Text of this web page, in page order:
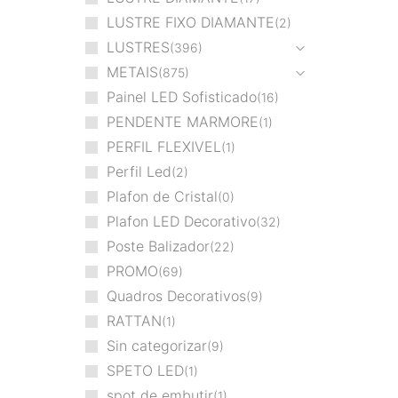
LUSTRE FIXO DIAMANTE 2
LUSTRES 396
METAIS 875
Painel LED Sofisticado 16
PENDENTE MARMORE 1
PERFIL FLEXIVEL 1
Perfil Led 2
Plafon de Cristal 0
Plafon LED Decorativo 32
Poste Balizador 22
PROMO 69
Quadros Decorativos 9
RATTAN 1
Sin categorizar 9
SPETO LED 1